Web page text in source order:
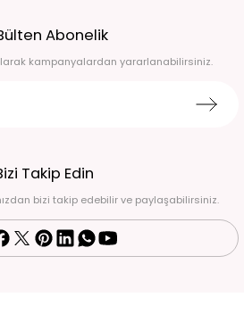
HIRKA KAZAK 44 GRİ TRiKO KAZAK 46
Abonelik
kampanyalardan yararlanabilirsiniz.
Takip Edin
bizi takip edebilir ve paylaşabilirsiniz.